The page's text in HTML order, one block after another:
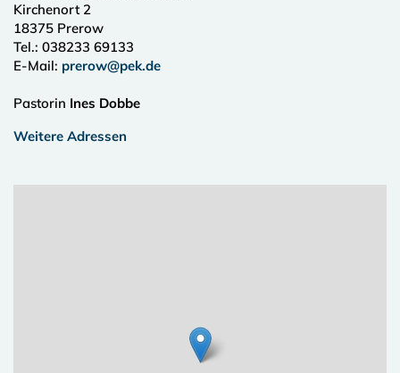
Kirchenort 2
18375 Prerow
Tel.: 038233 69133
E-Mail: prerow@pek.de
Pastorin Ines Dobbe
Weitere Adressen